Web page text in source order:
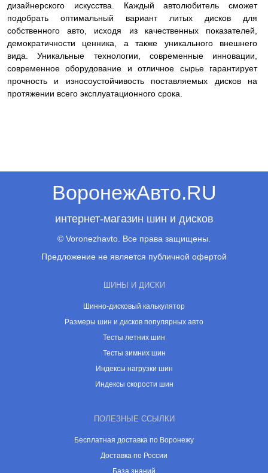
дизайнерского искусства. Каждый автолюбитель сможет
подобрать оптимальный вариант литых дисков для
собственного авто, исходя из качественных показателей,
демократичности ценника, а также уникального внешнего
вида. Уникальные технологии, современные инновации,
современное оборудование и отличное сырье гарантирует
прочность и износоустойчивость поставляемых дисков на
протяжении всего эксплуатационного срока.
ВоронежАвто.RU
интернет-магазин шин и дисков
© Voronezhavto. Все права защищены.
Предложение не является публичной офертой
ШИНЫ И ДИСКИ
Шинно-дисковый калькулятор
Размеры шин и дисков популярных авто
Тесты летних шин
Тесты зимних шин
Индексы нагрузки шин
Индексы скорости шин
ПОЛЕЗНЫЕ ССЫЛКИ
Бесплатная доставка по Воронежу
Доставка по России
База знаний